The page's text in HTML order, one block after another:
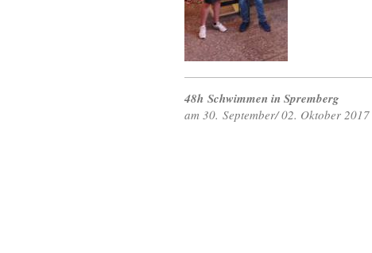
48h Schwimmen in Spremberg
am 30. September/ 02. Oktober 2017